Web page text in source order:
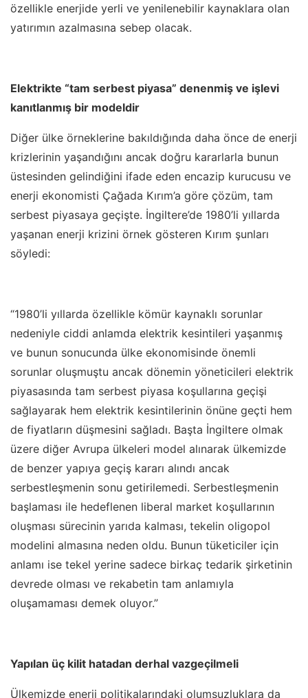
özellikle enerjide yerli ve yenilenebilir kaynaklara olan
yatırımın azalmasına sebep olacak.
Elektrikte “tam serbest piyasa” denenmiş ve işlevi
kanıtlanmış bir modeldir
Diğer ülke örneklerine bakıldığında daha önce de enerji
krizlerinin yaşandığını ancak doğru kararlarla bunun
üstesinden gelindiğini ifade eden encazip kurucusu ve
enerji ekonomisti Çağada Kırım’a göre çözüm, tam
serbest piyasaya geçişte. İngiltere’de 1980’li yıllarda
yaşanan enerji krizini örnek gösteren Kırım şunları
söyledi:
“1980’li yıllarda özellikle kömür kaynaklı sorunlar
nedeniyle ciddi anlamda elektrik kesintileri yaşanmış
ve bunun sonucunda ülke ekonomisinde önemli
sorunlar oluşmuştu ancak dönemin yöneticileri elektrik
piyasasında tam serbest piyasa koşullarına geçişi
sağlayarak hem elektrik kesintilerinin önüne geçti hem
de fiyatların düşmesini sağladı. Başta İngiltere olmak
üzere diğer Avrupa ülkeleri model alınarak ülkemizde
de benzer yapıya geçiş kararı alındı ancak
serbestleşmenin sonu getirilemedi. Serbestleşmenin
başlaması ile hedeflenen liberal market koşullarının
oluşması sürecinin yarıda kalması, tekelin oligopol
modelini almasına neden oldu. Bunun tüketiciler için
anlamı ise tekel yerine sadece birkaç tedarik şirketinin
devrede olması ve rekabetin tam anlamıyla
oluşamaması demek oluyor.”
Yapılan üç kilit hatadan derhal vazgeçilmeli
Ülkemizde enerji politikalarındaki olumsuzluklara da